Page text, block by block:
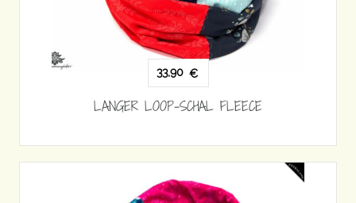
33,90 €
LANGER LOOP-SCHAL FLEECE